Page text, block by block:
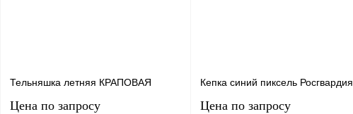
Тельняшка летняя КРАПОВАЯ
Цена по запросу
Кепка синий пиксель Росгвардия
Цена по запросу